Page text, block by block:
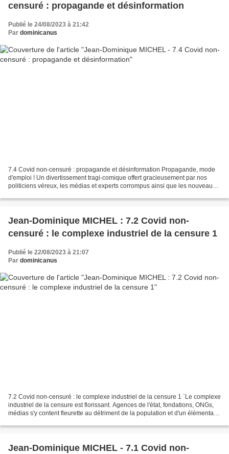
censuré : propagande et désinformation
Publié le 24/08/2023 à 21:42
Par dominicanus
7.4 Covid non-censuré : propagande et désinformation Propagande, mode
d'emploi ! Un divertissement tragi-comique offert gracieusement par nos
politiciens véreux, les médias et experts corrompus ainsi que les nouveaux
Jean-Dominique MICHEL : 7.2 Covid non-
censuré : le complexe industriel de la censure 1
Publié le 22/08/2023 à 21:07
Par dominicanus
7.2 Covid non-censuré : le complexe industriel de la censure 1 `Le complexe
industriel de la censure est florissant. Agences de l'état, fondations, ONGs,
médias s'y content fleurette au détriment de la population et d'un élémentaire
Jean-Dominique MICHEL - 7.1 Covid non-